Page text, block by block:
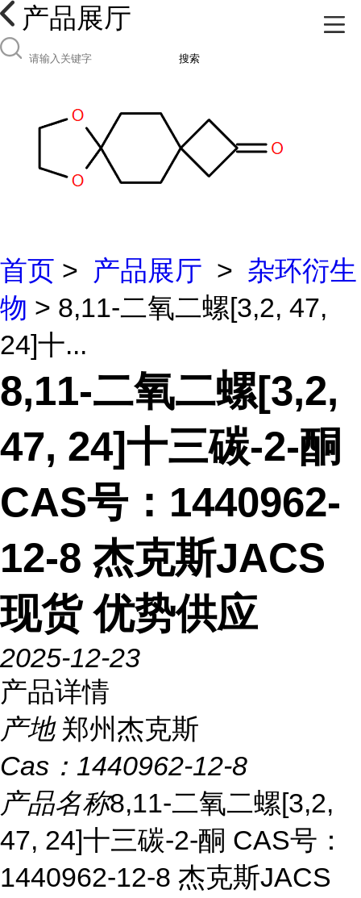
产品展厅
搜索
首页 > 产品展厅 > 杂环衍生
物 > 8,11-二氧二螺[3,2, 47,
24]十...
8,11-二氧二螺[3,2,
47, 24]十三碳-2-酮
CAS号：1440962-
12-8 杰克斯JACS
现货 优势供应
2025-12-23
产品详情
产地 郑州杰克斯
Cas： 1440962-12-8
产品名称8,11-二氧二螺[3,2,
47, 24]十三碳-2-酮 CAS号：
1440962-12-8 杰克斯JACS